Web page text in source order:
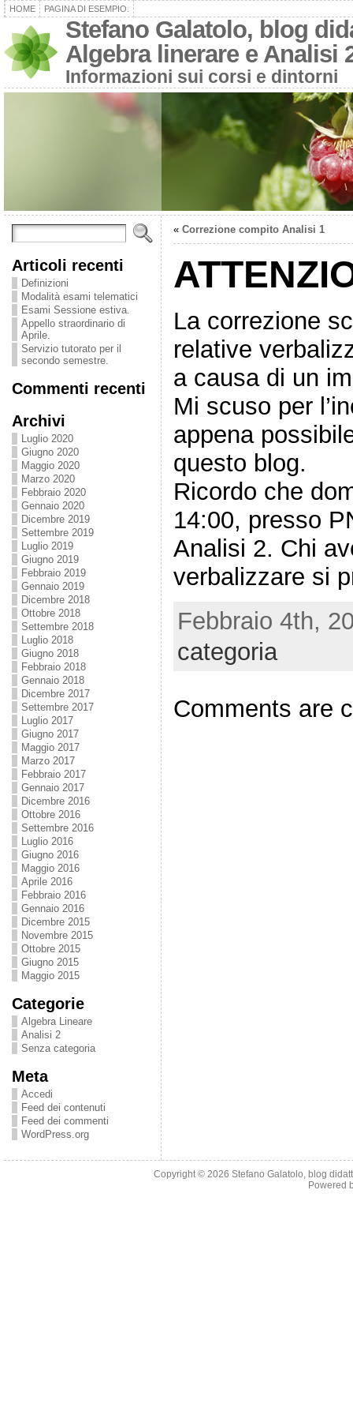
HOME PAGINA DI ESEMPIO.
Stefano Galatolo, blog
Algebra linerare e Analisi
Informazioni sui corsi e dintorni
Articoli recenti
Definizioni
Modalità esami telematici
Esami Sessione estiva.
Appello straordinario di
Aprile.
Servizio tutorato per il
secondo semestre.
Commenti recenti
Archivi
Luglio 2020
Giugno 2020
Maggio 2020
Marzo 2020
Febbraio 2020
Gennaio 2020
Dicembre 2019
Settembre 2019
Luglio 2019
Giugno 2019
Febbraio 2019
Gennaio 2019
Dicembre 2018
Ottobre 2018
Settembre 2018
Luglio 2018
Giugno 2018
Febbraio 2018
Gennaio 2018
Dicembre 2017
Settembre 2017
Luglio 2017
Giugno 2017
Maggio 2017
Marzo 2017
Febbraio 2017
Gennaio 2017
Dicembre 2016
Ottobre 2016
Settembre 2016
Luglio 2016
Giugno 2016
Maggio 2016
Aprile 2016
Febbraio 2016
Gennaio 2016
Dicembre 2015
Novembre 2015
Ottobre 2015
Giugno 2015
Maggio 2015
Categorie
Algebra Lineare
Analisi 2
Senza categoria
Meta
Accedi
Feed dei contenuti
Feed dei commenti
WordPress.org
« Correzione compito Analisi 1
La correzione
relative
a causa di un
Mi scuso per
appena
questo blog.
Ricordo che
14:00, presso
Analisi 2. Chi
verbalizzare si
Febbraio 4th,
categoria
Comments are
Copyright © 2026 Stefano Galatolo, blog
Powered